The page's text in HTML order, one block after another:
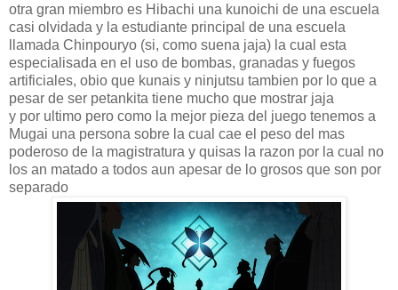
otra gran miembro es Hibachi una kunoichi de una escuela
casi olvidada y la estudiante principal de una escuela
llamada Chinpouryo (si, como suena jaja) la cual esta
especialisada en el uso de bombas, granadas y fuegos
artificiales, obio que kunais y ninjutsu tambien por lo que a
pesar de ser petankita tiene mucho que mostrar jaja
y por ultimo pero como la mejor pieza del juego tenemos a
Mugai una persona sobre la cual cae el peso del mas
poderoso de la magistratura y quisas la razon por la cual no
los an matado a todos aun apesar de lo grosos que son por
separado